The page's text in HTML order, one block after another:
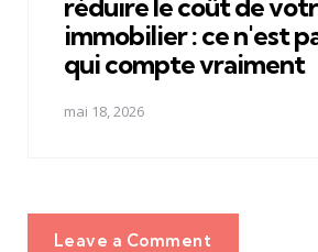
immobilier : ce n'est
qui compte vraiment
mai 18, 2026
Leave a Comment